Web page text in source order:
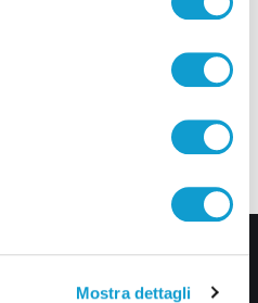
Mostra dettagli